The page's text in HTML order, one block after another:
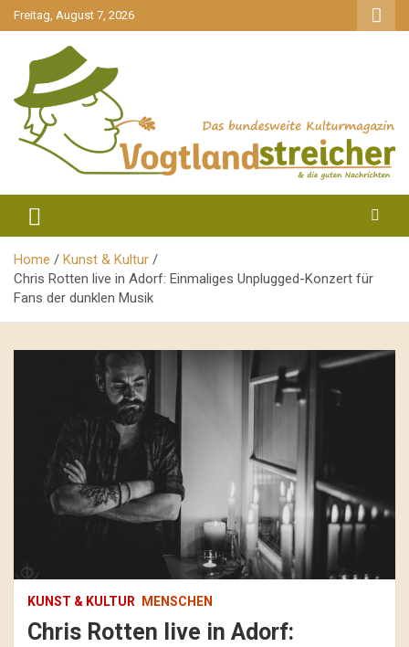
gehe
zum
Freitag, August 7, 2026
Vogtlandstreicher
Home
Kunst & Kultur
Chris Rotten live in Adorf: Einmaliges Unplugged-Konzert für
Fans der dunklen Musik
KUNST & KULTUR MENSCHEN
Chris Rotten live in Adorf: